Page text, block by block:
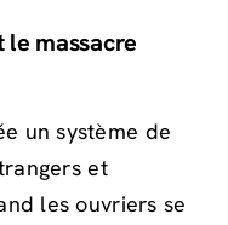
le massacre
un système de
et
les ouvriers se